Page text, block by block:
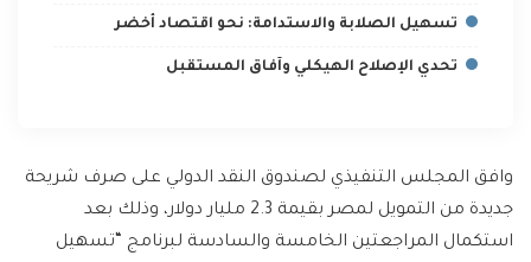
تسهيل الصلابة والاستدامة: نحو اقتصاد أخضر
تحدي الإصلاح الهيكلي وآفاق المستقبل
وافق المجلس التنفيذي لصندوق النقد الدولي على صرف شريحة
جديدة من التمويل لمصر بقيمة 2.3 مليار دولار، وذلك بعد
استكمال المراجعتين الخامسة والسادسة لبرنامج “تسهيل